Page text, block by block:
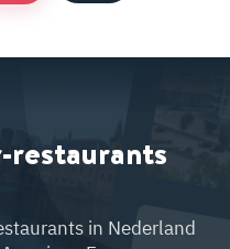
restaurants
in Nederland
at te
ere?